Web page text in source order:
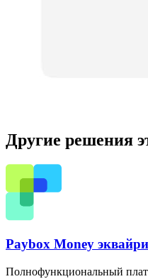
Другие решения
Paybox Money
Полнофункциональный